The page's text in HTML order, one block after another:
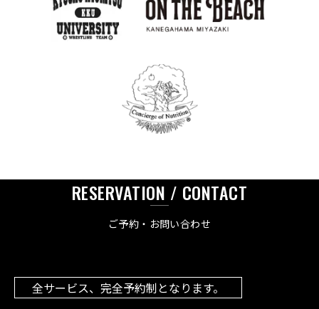
RESERVATION / CONTACT
ご予約・お問い合わせ
全サービス、完全予約制となります。